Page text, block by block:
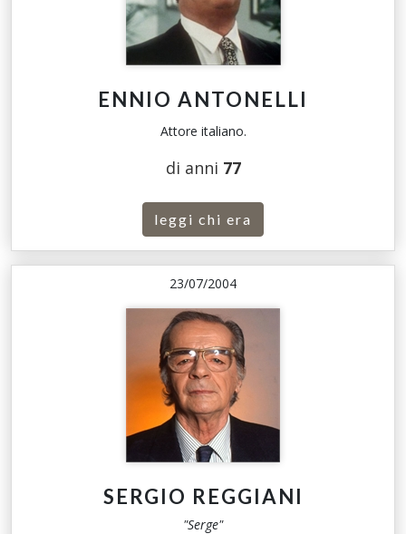
ENNIO ANTONELLI
Attore italiano.
di anni 77
leggi chi era
23/07/2004
SERGIO REGGIANI
"Serge"